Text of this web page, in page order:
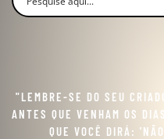
"LEMBRE-SE DO SEU
ANTES QUE VENHAM OS
QUE VOCÊ DIRÁ: